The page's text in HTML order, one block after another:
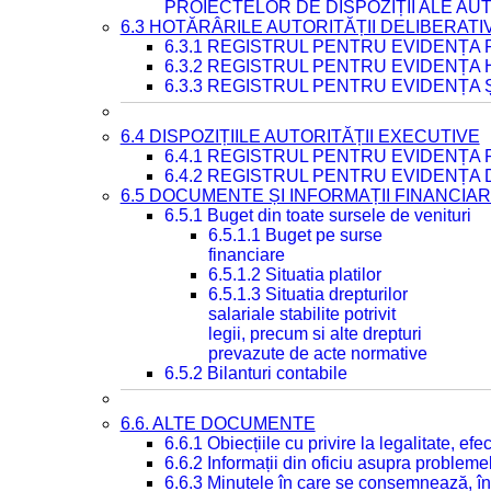
PROIECTELOR DE DISPOZIȚII ALE
6.3 HOTĂRÂRILE AUTORITĂȚII
6.3.1 REGISTRUL PENTRU EVIDENȚA
6.3.2 REGISTRUL PENTRU EVIDENȚA
6.3.3 REGISTRUL PENTRU EVIDENȚA
6.4 DISPOZIȚIILE AUTORITĂȚII EXECUTIVE
6.4.1 REGISTRUL PENTRU EVIDENȚA
6.4.2 REGISTRUL PENTRU EVIDENȚA
6.5 DOCUMENTE ȘI INFORMAȚII
6.5.1 Buget din toate sursele de venituri
6.5.1.1 Buget pe surse
financiare
6.5.1.2 Situatia platilor
6.5.1.3 Situatia drepturilor
salariale stabilite potrivit
legii, precum si alte drepturi
prevazute de acte normative
6.5.2 Bilanturi contabile
6.6. ALTE DOCUMENTE
6.6.1 Obiecțiile cu privire la legalitate,
6.6.2 Informații din oficiu asupra
6.6.3 Minutele în care se consemnează,